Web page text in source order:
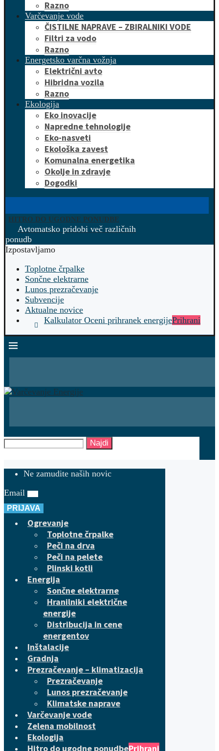
Razno
Varčevanje vode
ČISTILNE NAPRAVE – ZBIRALNIKI VODE
Filtri za vodo
Razno
Energetsko varčna vožnja
Električni avto
Hibridna vozila
Razno
Ekologija
Eko inovacije
Napredne tehnologije
Eko-nasveti
Ekološka zavest
Komunalna energetika
Okolje in zdravje
Dogodki
HITRO DO UGODNE PONUDBE
Avtomatsko pridobi več različnih
ponudb
Izpostavljamo
Toplotne črpalke
Sončne elektrarne
Lunos prezračevanje
Subvencije
Aktualne novice
Kalkulator Oceni prihranek energijePrihrani
Najdi
Ne zamudite naših novic
Email
PRIJAVA
Ogrevanje
Toplotne črpalke
Peči na drva
Peči na pelete
Plinski kotli
Energija
Sončne elektrarne
Hranilniki električne
energije
Distribucija in cene
energentov
Inštalacije
Gradnja
Prezračevanje – klimatizacija
Prezračevanje
Lunos prezračevanje
Klimatske naprave
Varčevanje vode
Zelena mobilnost
Ekologija
Hitro do ugodne ponudbePrihrani